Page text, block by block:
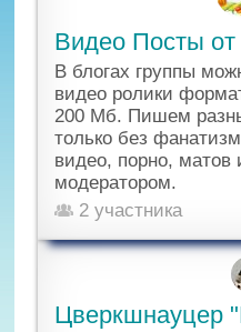
Видео Посты от
В блогах группы
видео ролики
200 Мб. Пишем
только без
видео, порно, матов
модератором.
2 участника
Цверкшнауцер